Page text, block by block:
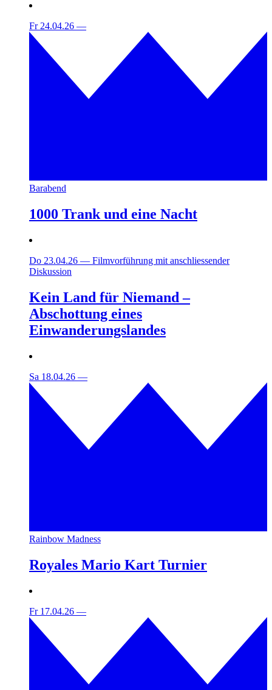
Fr 24.04.26 —
Barabend
1000 Trank und eine Nacht
Do 23.04.26 — Filmvorführung mit anschliessender
Diskussion
Kein Land für Niemand –
Abschottung eines
Einwanderungslandes
Sa 18.04.26 —
Rainbow Madness
Royales Mario Kart Turnier
Fr 17.04.26 —